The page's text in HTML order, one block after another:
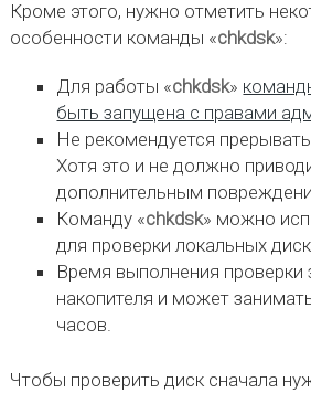
Кроме этого, нужно отметить
особенности команды «chkdsk»:
Для работы «chkdsk»
быть запущена с правами
Не рекомендуется
Хотя это и не должно
дополнительным
Команду «chkdsk» можно
для проверки локальных
Время выполнения проверки
накопителя и может
часов.
Чтобы проверить диск сначала